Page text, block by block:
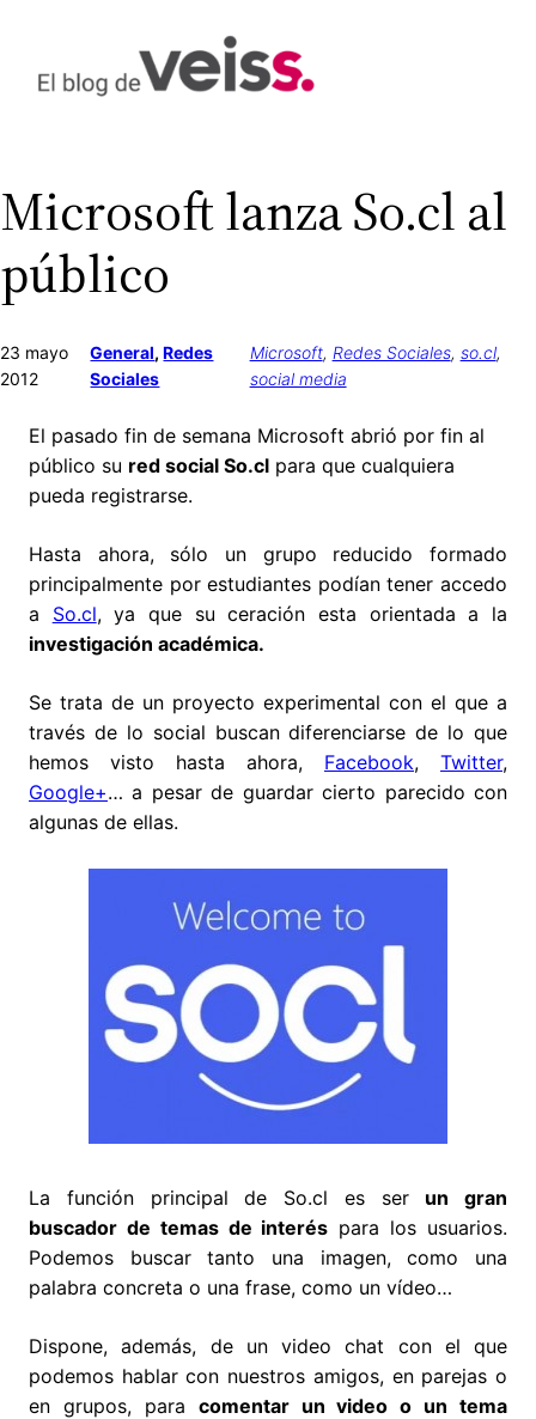
contenido
Microsoft lanza So.cl al
público
23 mayo
2012
General, Redes
Sociales
Microsoft, Redes Sociales, so.cl
social media
El pasado fin de semana Microsoft abrió por fin al
público su red social So.cl para que cualquiera
pueda registrarse.
Hasta ahora, sólo un grupo reducido formado
principalmente por estudiantes podían tener accedo
a So.cl, ya que su ceración esta orientada a la
investigación académica.
Se trata de un proyecto experimental con el que a
través de lo social buscan diferenciarse de lo que
hemos visto hasta ahora, Facebook, Twitter,
Google+… a pesar de guardar cierto parecido con
algunas de ellas.
La función principal de So.cl es ser un gran
buscador de temas de interés para los usuarios.
Podemos buscar tanto una imagen, como una
palabra concreta o una frase, como un vídeo…
Dispone, además, de un video chat con el que
podemos hablar con nuestros amigos, en parejas o
en grupos, para comentar un video o un tema